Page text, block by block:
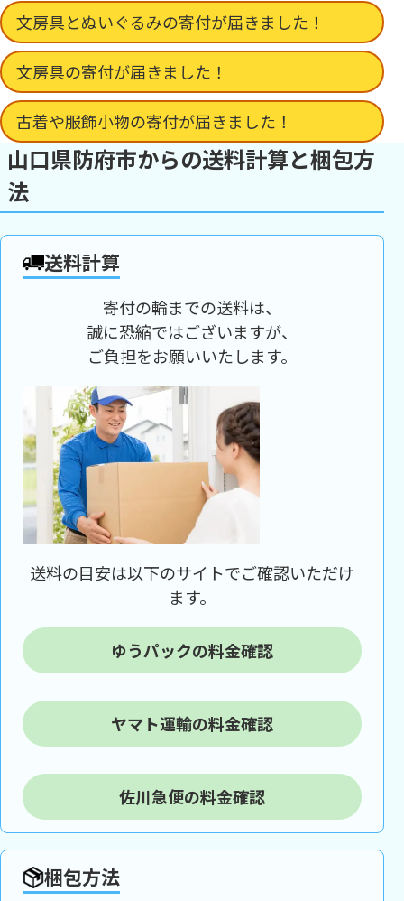
文房具とぬいぐるみの寄付が届きました！
文房具の寄付が届きました！
古着や服飾小物の寄付が届きました！
山口県防府市からの送料計算と梱包方
法
送料計算
寄付の輪までの送料は、
誠に恐縮ではございますが、
ご負担をお願いいたします。
送料の目安は以下のサイトでご確認いただけ
ます。
ゆうパックの料金確認
ヤマト運輸の料金確認
佐川急便の料金確認
梱包方法